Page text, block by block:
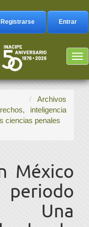
Registrarse Entrar
Archivos
inteligencia
ciencias penales
México
Una